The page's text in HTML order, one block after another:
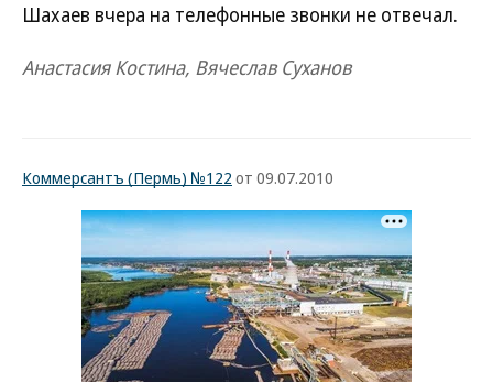
Шахаев вчера на телефонные звонки не отвечал.
Анастасия Костина, Вячеслав Суханов
Коммерсантъ (Пермь) №122 от 09.07.2010